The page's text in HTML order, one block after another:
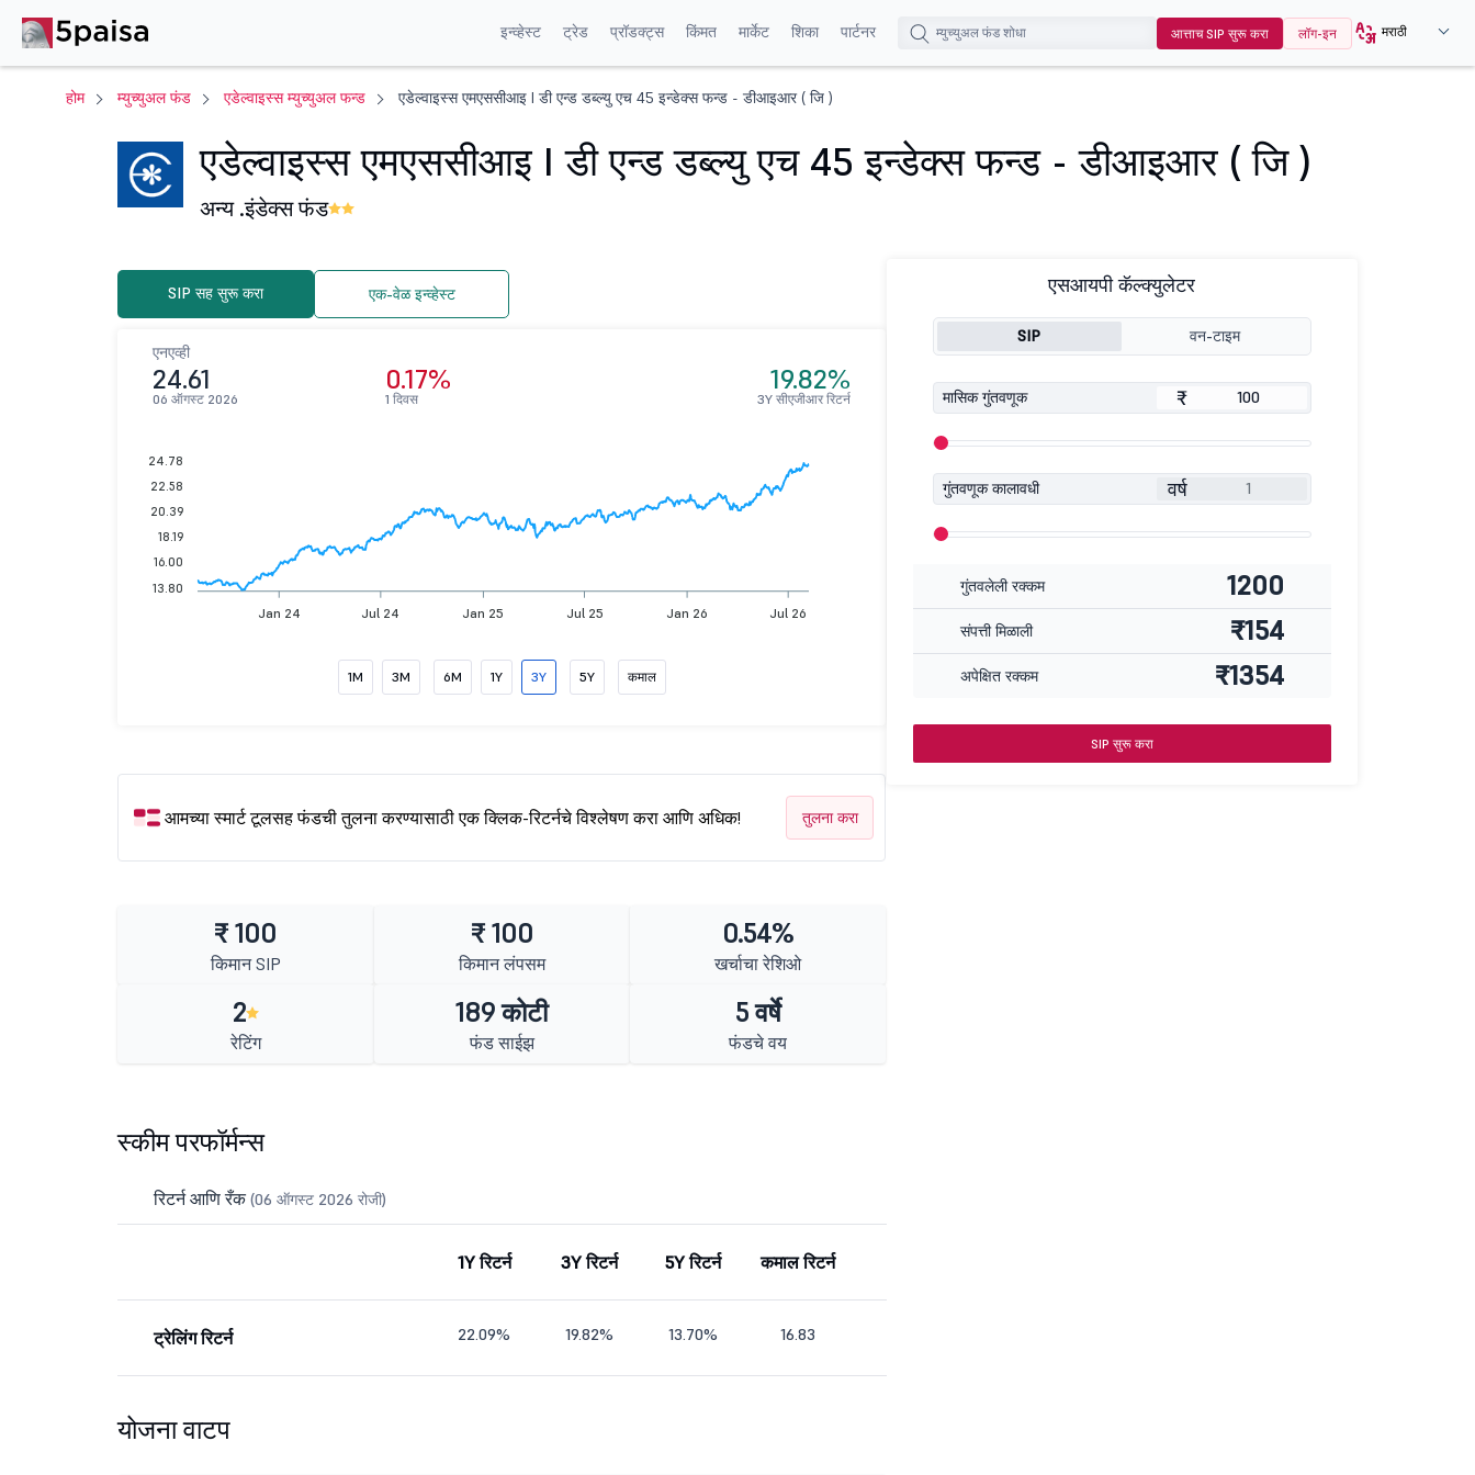
इन्व्हेस्ट ट्रेड प्रॉडक्ट्स किंमत मार्केट शिका पार्टनर आत्ताच SIP सुरू करा लॉग-इन मराठी
होम म्युच्युअल फंड एडेल्वाइस्स म्युच्युअल फन्ड एडेल्वाइस्स एमएससीआइ I डी एन्ड डब्ल्यु एच 45 इन्डेक्स फन्ड - डीआइआर ( जि )
एडेल्वाइस्स एमएससीआइ I डी एन्ड डब्ल्यु एच 45 इन्डेक्स फन्ड - डीआइआर ( जि )
अन्य .इंडेक्स फंड
SIP सह सुरू करा एक-वेळ इन्व्हेस्ट
एनएव्ही
24.61
06 ऑगस्ट 2026
0.17%
1 दिवस
19.82%
3Y सीएजीआर रिटर्न
Jan 24 Jul 24 Jan 25 Jul 25 Jan 26 Jul 26
24.78
22.58
20.39
18.19
16.00
13.80
1M 3M 6M 1Y 3Y 5Y कमाल
आमच्या स्मार्ट टूलसह फंडची तुलना करण्यासाठी एक क्लिक-रिटर्नचे विश्लेषण करा आणि अधिक! तुलना करा
₹ 100
किमान SIP
₹ 100
किमान लंपसम
0.54%
खर्चाचा रेशिओ
2
रेटिंग
189 कोटी
फंड साईझ
5 वर्षे
फंडचे वय
स्कीम परफॉर्मन्स
रिटर्न आणि रँक(06 ऑगस्ट 2026 रोजी)
1Y रिटर्न 3Y रिटर्न 5Y रिटर्न कमाल रिटर्न
ट्रेलिंग रिटर्न 22.09% 19.82% 13.70% 16.83
योजना वाटप
एसआयपी कॅल्क्युलेटर
SIP वन-टाइम
मासिक गुंतवणूक ₹
गुंतवणूक कालावधी वर्ष
गुंतवलेली रक्कम 1200
संपत्ती मिळाली ₹154
अपेक्षित रक्कम ₹1354
SIP सुरू करा